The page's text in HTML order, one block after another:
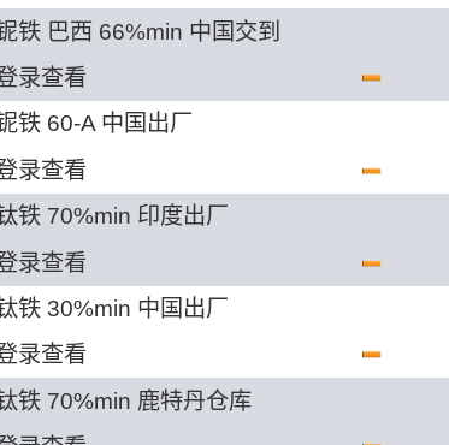
铁 巴西 66%min 中国交到
录查看
铁 60-A 中国出厂
录查看
铁 70%min 印度出厂
录查看
铁 30%min 中国出厂
录查看
铁 70%min 鹿特丹仓库